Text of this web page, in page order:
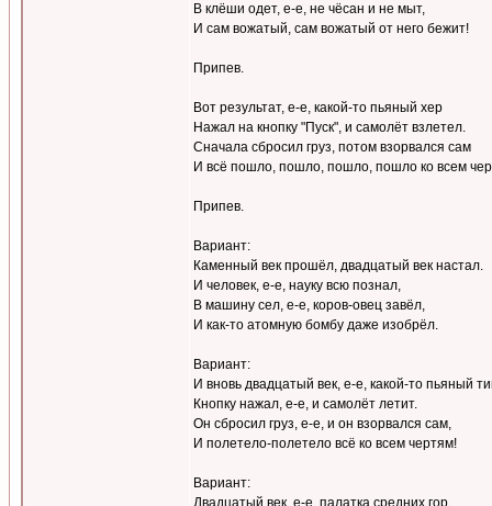
В клёши одет, е-е, не чёсан и не мыт,
И сам вожатый, сам вожатый от него бежит!
Припев.
Вот результат, е-е, какой-то пьяный хер
Нажал на кнопку "Пуск", и самолёт взлетел.
Сначала сбросил груз, потом взорвался сам
И всё пошло, пошло, пошло, пошло ко всем
Припев.
Вариант:
Каменный век прошёл, двадцатый век настал.
И человек, е-е, науку всю познал,
В машину сел, е-е, коров-овец завёл,
И как-то атомную бомбу даже изобрёл.
Вариант:
И вновь двадцатый век, е-е, какой-то пьяный
Кнопку нажал, е-е, и самолёт летит.
Он сбросил груз, е-е, и он взорвался сам,
И полетело-полетело всё ко всем чертям!
Вариант:
Двадцатый век, е-е, палатка средних гор,